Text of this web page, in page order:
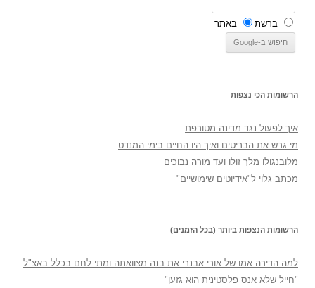
ברשת באתר
הרשומות הכי נצפות
איך לפעול נגד מדינה מטורפת
מי גרש את הבריטים ואיך היו החיים בימי המנדט
מלובנגולו מלך זולו ועד מורה נבוכים
מכתב גלוי ל"אידיוטים שימושיים"
הרשומות הנצפות ביותר (בכל הזמנים)
למה הדירה אמו של אורי אבנרי את בנה מצוואתה ומתי לחם בכלל באצ"ל
"חייל שלא אנס פלסטינית הוא גזען"